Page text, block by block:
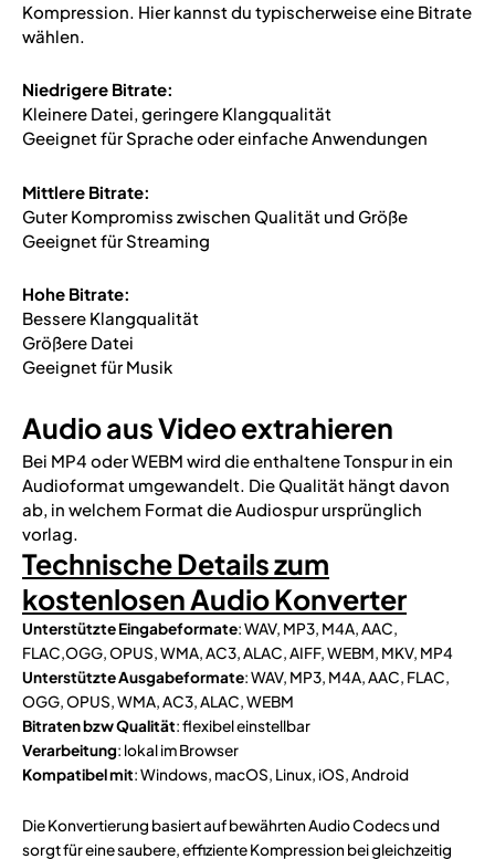
Kompression. Hier kannst du typischerweise eine Bitrate
wählen.
Niedrigere Bitrate:
Kleinere Datei, geringere Klangqualität
Geeignet für Sprache oder einfache Anwendungen
Mittlere Bitrate:
Guter Kompromiss zwischen Qualität und Größe
Geeignet für Streaming
Hohe Bitrate:
Bessere Klangqualität
Größere Datei
Geeignet für Musik
Audio aus Video extrahieren
Bei MP4 oder WEBM wird die enthaltene Tonspur in ein
Audioformat umgewandelt. Die Qualität hängt davon
ab, in welchem Format die Audiospur ursprünglich
vorlag.
Technische Details zum
kostenlosen Audio Konverter
Unterstützte Eingabeformate: WAV, MP3, M4A, AAC,
FLAC,OGG, OPUS, WMA, AC3, ALAC, AIFF, WEBM, MKV, MP4
UnterstützteAusgabeformate: WAV, MP3, M4A, AAC, FLAC,
OGG, OPUS, WMA, AC3, ALAC, WEBM
Bitraten bzw Qualität: flexibel einstellbar
Verarbeitung: lokal im Browser
Kompatibel mit: Windows, macOS, Linux, iOS, Android
Die Konvertierung basiert auf bewährten Audio Codecs und
sorgt für eine saubere, effiziente Kompression bei gleichzeitig